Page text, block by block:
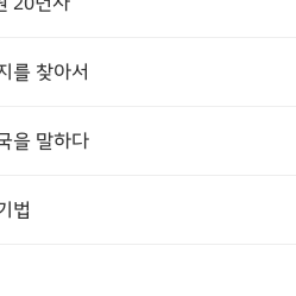
를 찾아서
을 말하다
법